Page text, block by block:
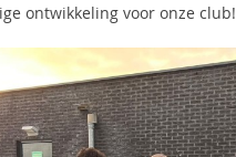
ontwikkeling voor onze club!